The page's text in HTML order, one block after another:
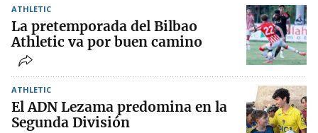
ATHLETIC
La pretemporada del Bilbao
Athletic va por buen camino
ATHLETIC
El ADN Lezama predomina en la
Segunda División